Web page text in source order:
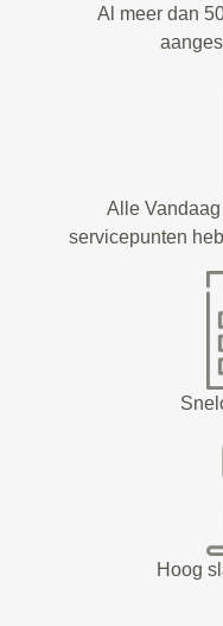
Al meer dan
Alle
servicepunten
Hoog